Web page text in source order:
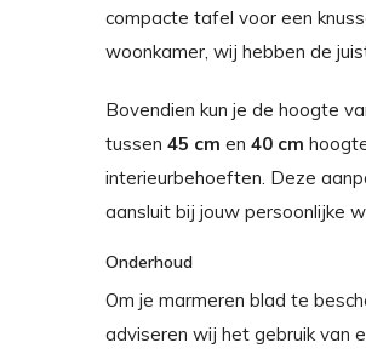
compacte tafel voor een
woonkamer, wij hebben de
Bovendien kun je de hoogte
tussen 45 cm en 40 cm
interieurbehoeften. Deze
aansluit bij jouw persoonlijke
Onderhoud
Om je marmeren blad te
adviseren wij het gebruik van